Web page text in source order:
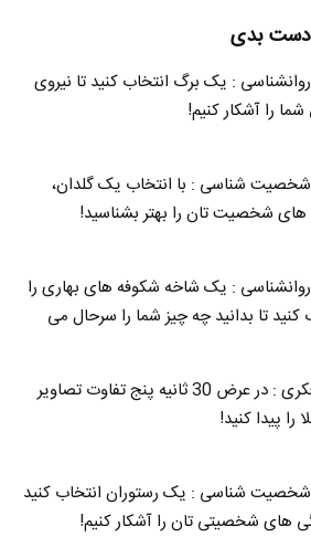
دست بدی
: یک برگ انتخاب کنید تا نیروی
شما را آشکار کنیم!
شناسی : با انتخاب یک گلدان،
های شخصیت تان را بهتر بشناسید!
: یک شاخه شکوفه های بهاری را
کنید تا بدانید چه چیز شما را سرحال می‌
بازی فکری : در عرض 30 ثانیه پنج تفاوت تصاویر
را پیدا کنید!
شناسی : یک رستوران انتخاب کنید
های شخصیتی تان را آشکار کنیم!